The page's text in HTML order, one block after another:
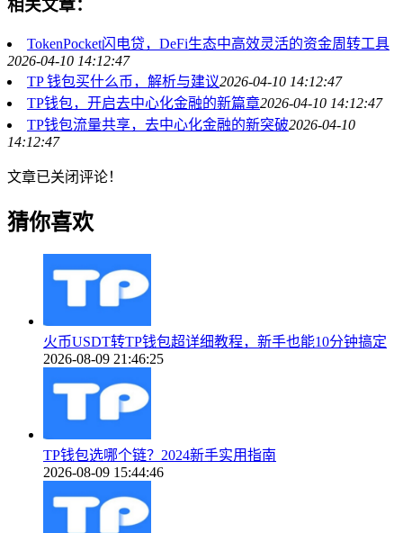
相关文章：
TokenPocket闪电贷，DeFi生态中高效灵活的资金周转工具
2026-04-10 14:12:47
TP 钱包买什么币，解析与建议2026-04-10 14:12:47
TP钱包，开启去中心化金融的新篇章2026-04-10 14:12:47
TP钱包流量共享，去中心化金融的新突破2026-04-10
14:12:47
文章已关闭评论！
猜你喜欢
火币USDT转TP钱包超详细教程，新手也能10分钟搞定
2026-08-09 21:46:25
TP钱包选哪个链？2024新手实用指南
2026-08-09 15:44:46